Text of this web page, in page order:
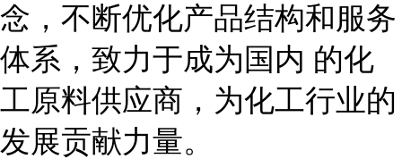
念，不断优化产品结构和服务
体系，致力于成为国内 的化
工原料供应商，为化工行业的
发展贡献力量。